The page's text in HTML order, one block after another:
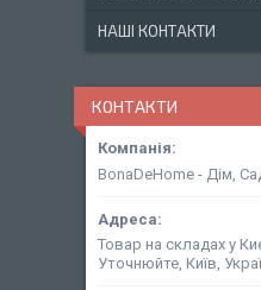
НАШІ КОНТАКТИ
КОНТАКТИ
BonaDeHome - Дім,
Товар на складах у
Уточнюйте, Київ,